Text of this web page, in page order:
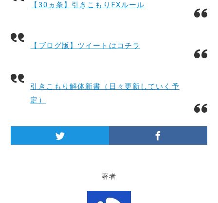
【30ヵ条】引きこもりFXルール
【ブログ版】ツイートはコチラ
引きこもり解体新書（日々更新していく予
定）
著者